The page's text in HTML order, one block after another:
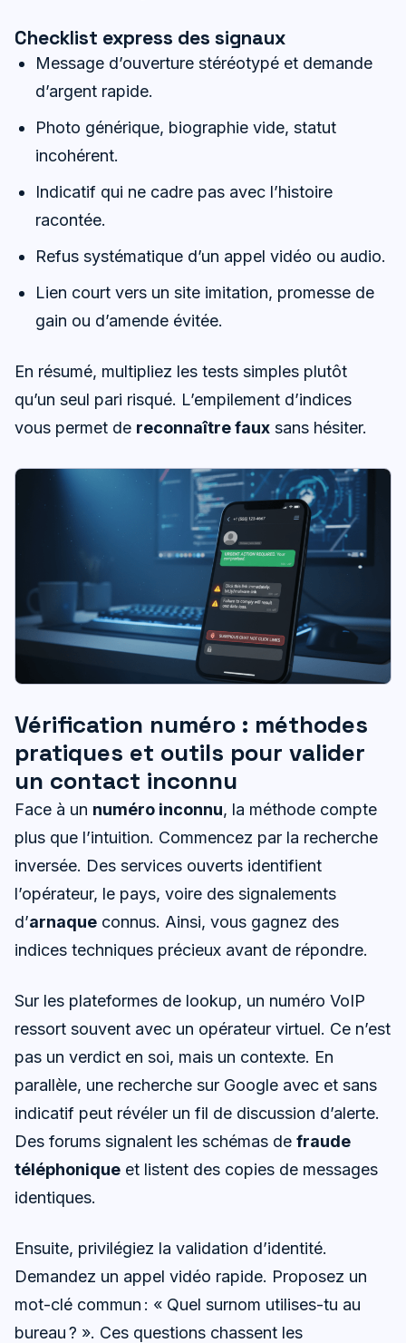
Checklist express des signaux
Message d’ouverture stéréotypé et demande
d’argent rapide.
Photo générique, biographie vide, statut
incohérent.
Indicatif qui ne cadre pas avec l’histoire
racontée.
Refus systématique d’un appel vidéo ou audio.
Lien court vers un site imitation, promesse de
gain ou d’amende évitée.
En résumé, multipliez les tests simples plutôt
qu’un seul pari risqué. L’empilement d’indices
vous permet de reconnaître faux sans hésiter.
Vérification numéro : méthodes
pratiques et outils pour valider
un contact inconnu
Face à un numéro inconnu, la méthode compte
plus que l’intuition. Commencez par la recherche
inversée. Des services ouverts identifient
l’opérateur, le pays, voire des signalements
d’arnaque connus. Ainsi, vous gagnez des
indices techniques précieux avant de répondre.
Sur les plateformes de lookup, un numéro VoIP
ressort souvent avec un opérateur virtuel. Ce n’est
pas un verdict en soi, mais un contexte. En
parallèle, une recherche sur Google avec et sans
indicatif peut révéler un fil de discussion d’alerte.
Des forums signalent les schémas de fraude
téléphonique et listent des copies de messages
identiques.
Ensuite, privilégiez la validation d’identité.
Demandez un appel vidéo rapide. Proposez un
mot-clé commun : « Quel surnom utilises-tu au
bureau ? ». Ces questions chassent les